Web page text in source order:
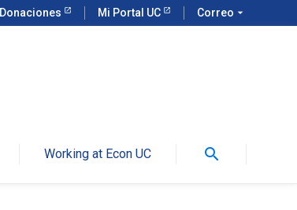
Donaciones Mi Portal UC Correo arrow_drop_down
Working at Econ UC search